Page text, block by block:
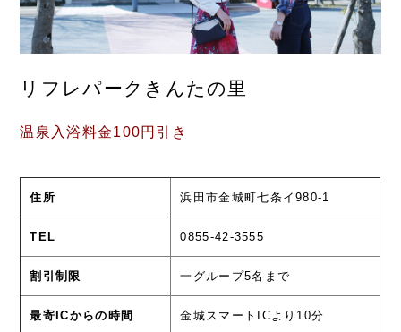
リフレパークきんたの里
温泉入浴料金100円引き
住所 浜田市金城町七条イ980-1
TEL 0855-42-3555
割引制限 一グループ5名まで
最寄ICからの時間 金城スマートICより10分